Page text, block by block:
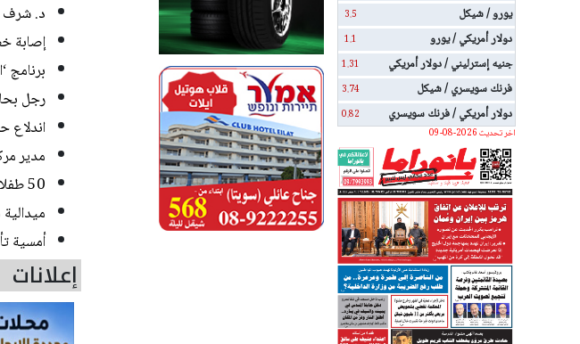
يورو / شيكل 3.5
دولار أمريكي / يورو 1.1
جنيه إسترليني / دولار أمريكي 1.31
فرنك سويسري / شيكل 3.74
دولار أمريكي / فرنك سويسري
0.82
اخر تحديث 2026-08-09
د. شرف
إصابة
رجل
مدير
50 طفلا وطفلة من القدس يستعدون للمغادرة إلى المغرب للمشاركة في المخيم الصيفي السنوي
أمسية
إعلانات